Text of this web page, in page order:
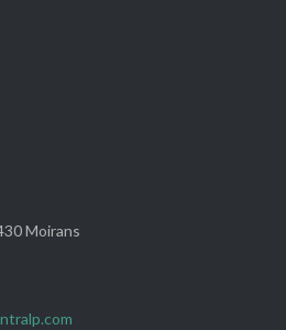
Moirans